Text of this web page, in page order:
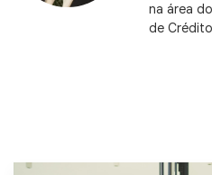
na área
de